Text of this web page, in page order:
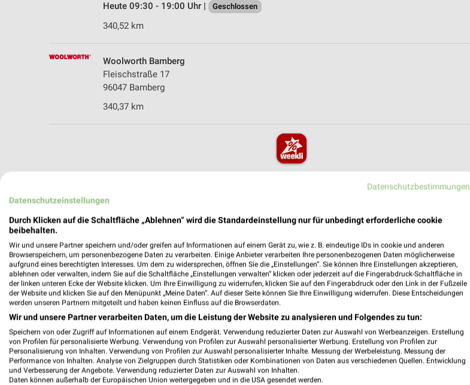
Heute 09:30 - 19:00 Uhr |
Geschlossen
340,52 km
Woolworth Bamberg
Fleischstraße 17
96047 Bamberg
340,37 km
weekli - Prospekte & Angebote App
✔Standortgenaue Angebote
✔Push-Benachrichtigungen bei neuen Prospekten
✔Einkaufsliste - Einkauf stressfrei planen
Nutze weekli auch mobil – App jetzt laden oder QR-Code scannen.
Datenschutzbestimmungen
Datenschutzeinstellungen
Durch Klicken auf die Schaltfläche „Ablehnen“ wird die Standardeinstellung nur für unbedingt erforderliche cookie
beibehalten.
Wir und unsere Partner speichern und/oder greifen auf Informationen auf einem Gerät zu, wie z. B. eindeutige IDs in cookie und anderen
Browserspeichern, um personenbezogene Daten zu verarbeiten. Einige Anbieter verarbeiten Ihre personenbezogenen Daten möglicherweise
aufgrund eines berechtigten Interesses. Um dem zu widersprechen, öffnen Sie die „Einstellungen“. Sie können Ihre Einstellungen akzeptieren,
ablehnen oder verwalten, indem Sie auf die Schaltfläche „Einstellungen verwalten“ klicken oder jederzeit auf die Fingerabdruck-Schaltfläche in
der linken unteren Ecke der Website klicken. Um Ihre Einwilligung zu widerrufen, klicken Sie auf den Fingerabdruck oder den Link in der Fußzeile
der Website und klicken Sie auf den Menüpunkt „Meine Daten“. Auf dieser Seite können Sie Ihre Einwilligung widerrufen. Diese Entscheidungen
werden unseren Partnern mitgeteilt und haben keinen Einfluss auf die Browserdaten.
Wir und unsere Partner verarbeiten Daten, um die Leistung der Website zu analysieren und Folgendes zu tun:
Speichern von oder Zugriff auf Informationen auf einem Endgerät. Verwendung reduzierter Daten zur Auswahl von Werbeanzeigen. Erstellung
von Profilen für personalisierte Werbung. Verwendung von Profilen zur Auswahl personalisierter Werbung. Erstellung von Profilen zur
Personalisierung von Inhalten. Verwendung von Profilen zur Auswahl personalisierter Inhalte. Messung der Werbeleistung. Messung der
Performance von Inhalten. Analyse von Zielgruppen durch Statistiken oder Kombinationen von Daten aus verschiedenen Quellen. Entwicklung
und Verbesserung der Angebote. Verwendung reduzierter Daten zur Auswahl von Inhalten.
Daten können außerhalb der Europäischen Union weitergegeben und in die USA gesendet werden.